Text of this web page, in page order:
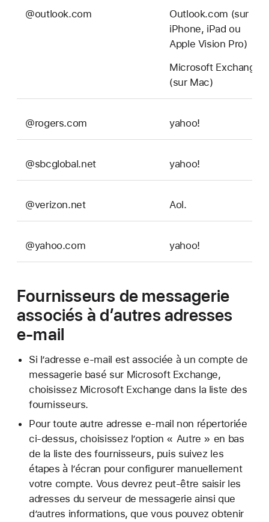
@outlook.com
Outlook.com (sur
iPhone, iPad ou
Apple Vision Pro)
Microsoft Exchange
(sur Mac)
@rogers.com yahoo!
@sbcglobal.net yahoo!
@verizon.net Aol.
@yahoo.com yahoo!
Fournisseurs de messagerie
associés à d’autres adresses
e-mail
Si l’adresse e-mail est associée à un compte de
messagerie basé sur Microsoft Exchange,
choisissez Microsoft Exchange dans la liste des
fournisseurs.
Pour toute autre adresse e-mail non répertoriée
ci-dessus, choisissez l’option « Autre » en bas
de la liste des fournisseurs, puis suivez les
étapes à l’écran pour configurer manuellement
votre compte. Vous devrez peut-être saisir les
adresses du serveur de messagerie ainsi que
d’autres informations, que vous pouvez obtenir